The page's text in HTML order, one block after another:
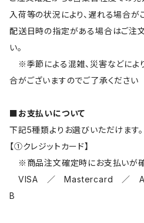
入荷等の状況により、遅れる場合が
配送日時の指定がある場合はご注
い。
※季節による混雑、災害などによ
合がございますのでご了承ください
■お支払いについて
下記5種類よりお選びいただけます。
【①クレジットカード】
※商品注文確定時にお支払いが確
VISA ／ Mastercard ／
B